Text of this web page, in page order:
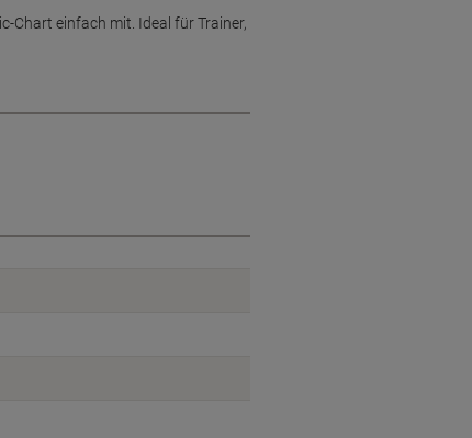
Chart einfach mit. Ideal für Trainer,